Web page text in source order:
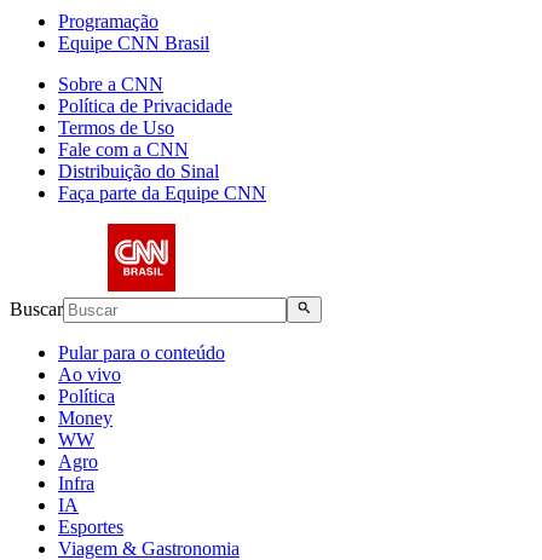
Programação
Equipe CNN Brasil
Sobre a CNN
Política de Privacidade
Termos de Uso
Fale com a CNN
Distribuição do Sinal
Faça parte da Equipe CNN
Buscar
Pular para o conteúdo
Ao vivo
Política
Money
WW
Agro
Infra
IA
Esportes
Viagem & Gastronomia